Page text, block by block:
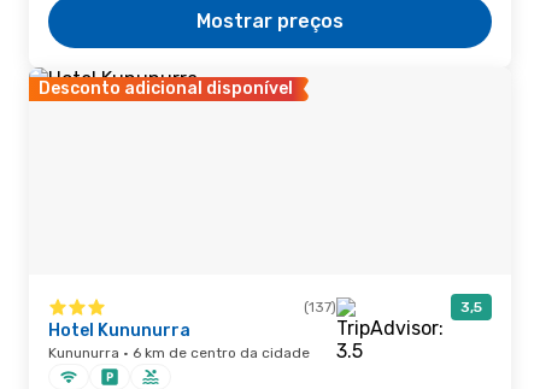
Mostrar preços
Desconto adicional disponível
(137) 3,5
Hotel Kununurra
Kununurra · 6 km de centro da cidade